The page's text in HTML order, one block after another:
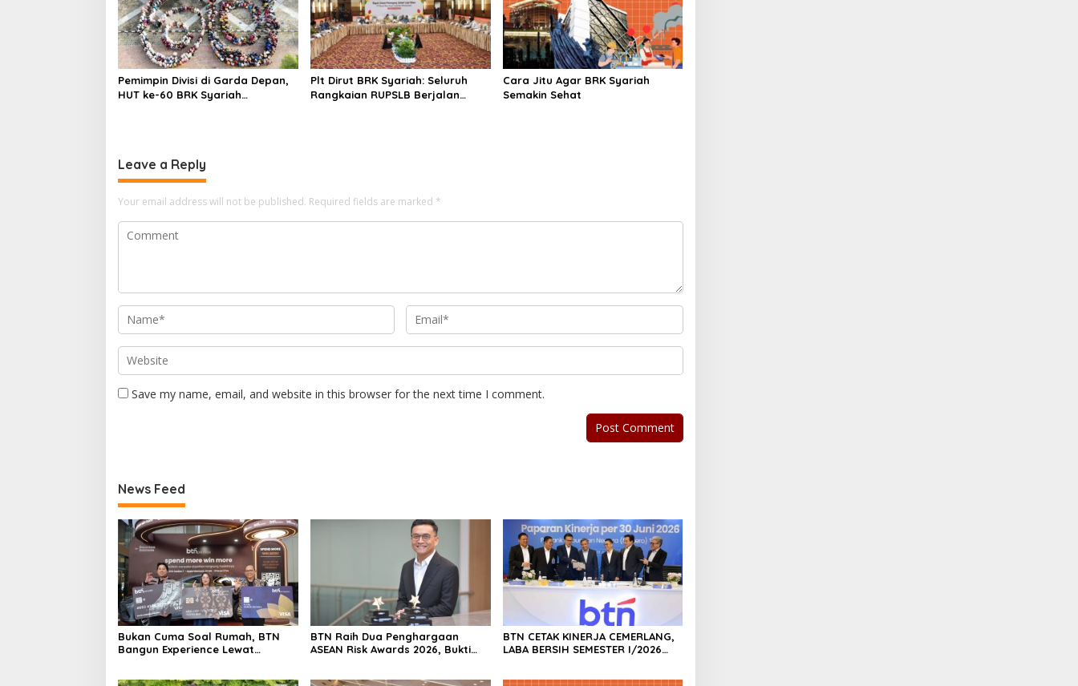
Pemimpin Divisi di Garda Depan,
HUT ke-60 BRK Syariah
Plt Dirut BRK Syariah: Seluruh
Rangkaian RUPSLB Berjalan
Cara Jitu Agar BRK Syariah
Semakin Sehat
Leave a Reply
Your email address will not be published. Required fields are marked *
Save my name, email, and website in this browser for the next time I comment.
News Feed
Bukan Cuma Soal Rumah, BTN
Bangun Experience Lewat
BTN Raih Dua Penghargaan
ASEAN Risk Awards 2026, Bukti
BTN CETAK KINERJA CEMERLANG,
LABA BERSIH SEMESTER I/2026